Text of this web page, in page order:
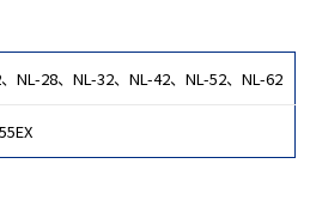
NL-28、NL-32、NL-42、NL-52、NL-62